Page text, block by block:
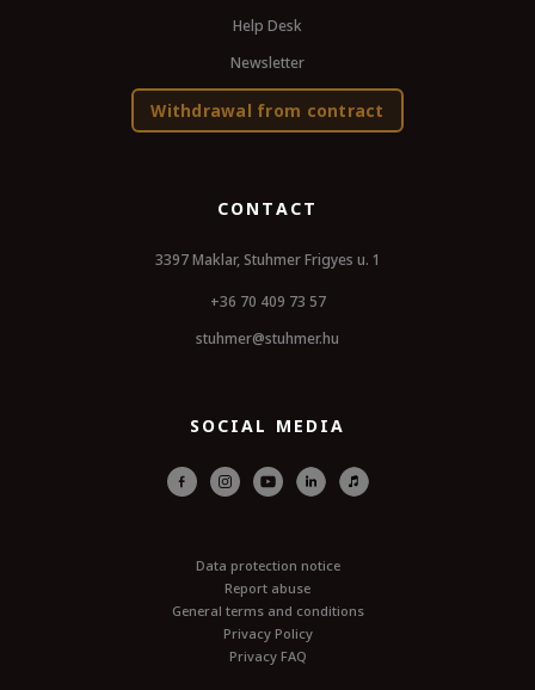
Help Desk
Newsletter
Withdrawal from contract
CONTACT
3397 Maklar, Stuhmer Frigyes u. 1
+36 70 409 73 57
stuhmer@stuhmer.hu
SOCIAL MEDIA
Data protection notice
Report abuse
General terms and conditions
Privacy Policy
Privacy FAQ